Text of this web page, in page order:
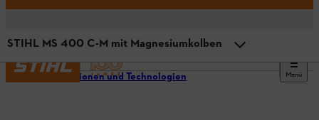
Menü
Innovationen und Technologien
STIHL MS 400 C-M mit Magnesiumkolben